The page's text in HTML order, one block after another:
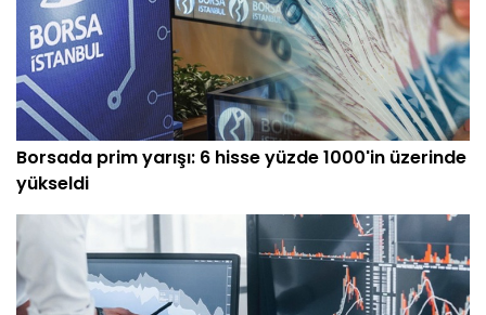
Borsada prim yarışı: 6 hisse yüzde 1000'in üzerinde
yükseldi